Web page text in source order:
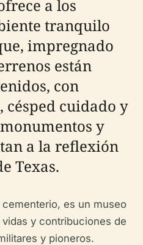
a los
tranquilo
impregnado
están
con
césped cuidado y
y
a la reflexión
Texas.
es un museo
y contribuciones de
y pioneros.